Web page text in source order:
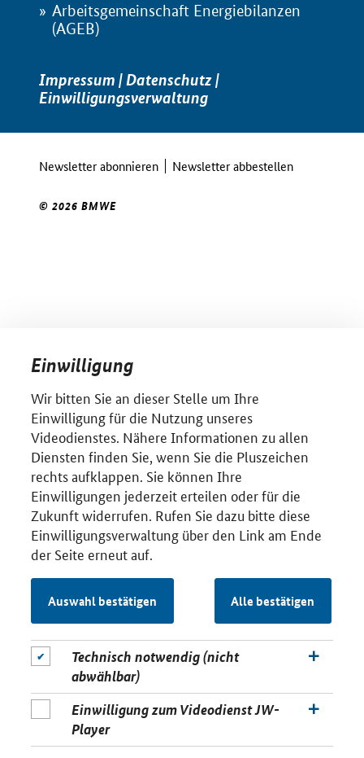
Arbeitsgemeinschaft Energiebilanzen
(AGEB)
Impressum |Datenschutz|
Einwilligungsverwaltung
Newsletter abonnieren Newsletter abbestellen
© 2026 BMWE
Einwilligung
Wir bitten Sie an dieser Stelle um Ihre
Einwilligung für die Nutzung unseres
Videodienstes. Nähere Informationen zu allen
Diensten finden Sie, wenn Sie die Pluszeichen
rechts aufklappen. Sie können Ihre
Einwilligungen jederzeit erteilen oder für die
Zukunft widerrufen. Rufen Sie dazu bitte diese
Einwilligungsverwaltung über den Link am Ende
der Seite erneut auf.
Auswahl bestätigen Alle bestätigen
Technisch notwendig (nicht
abwählbar)
Einwilligung zum Videodienst JW-
Player